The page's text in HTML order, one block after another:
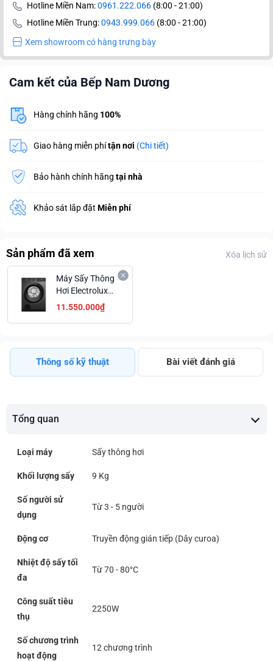
Hotline Miền Nam:0961.222.066 (8:00 - 21:00)
Hotline Miền Trung:0943.999.066 (8:00 - 21:00)
Xem showroom có hàng trưng bày
Cam kết của Bếp Nam Dương
Hàng chính hãng 100%
Giao hàng miễn phítận nơi (Chi tiết)
Bảo hành chính hãng tại nhà
Khảo sát lắp đặt Miễn phí
Sản phẩm đã xem Xóa lịch sử
Máy Sấy Thông
Hơi Electrolux
EDV904N3SC
Sấy Diệt Khuẩn
11.550.000₫
Thông số kỹ thuật Bài viết đánh giá
Tổng quan
Loại máy Sấy thông hơi
Khối lượng sấy 9 Kg
Số người sử
dụng
Từ 3 - 5 người
Động cơ Truyền động gián tiếp (Dây curoa)
Nhiệt độ sấy tối
đa
Từ 70 - 80°C
Công suất tiêu
thụ
2250W
Số chương trình
hoạt động
12 chương trình